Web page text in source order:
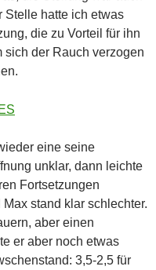
Stelle hatte ich etwas
die zu Vorteil für ihn
sich der Rauch verzogen
eine seine
unklar, dann leichte
Fortsetzungen
stand klar schlechter.
aber einen
er aber noch etwas
3,5-2,5 für